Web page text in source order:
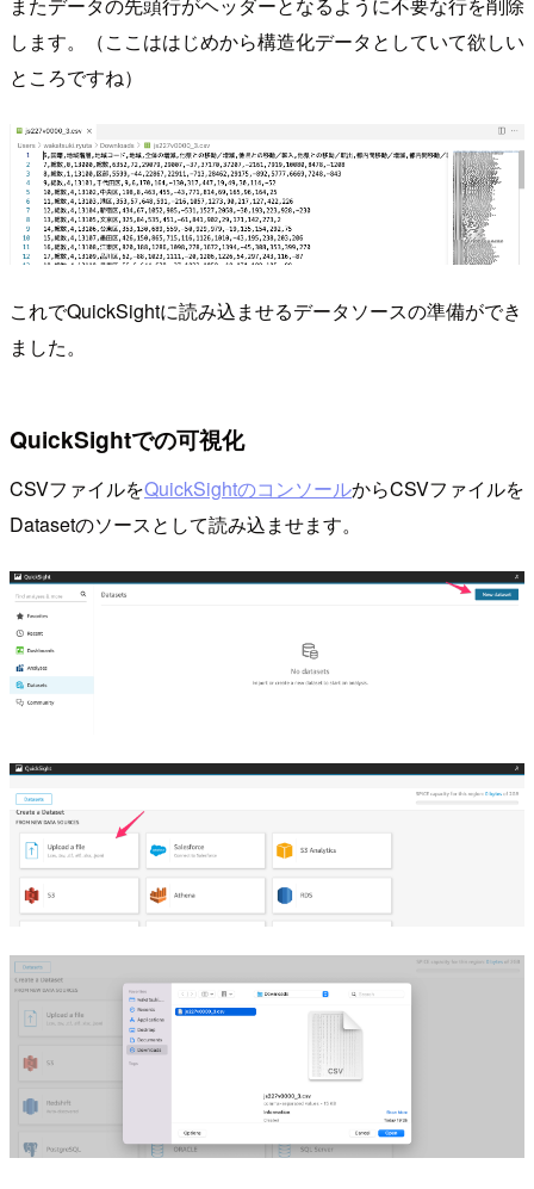
します。（ここははじめから構造化データとしていて欲しい
ところですね）
これでQuickSightに読み込ませるデータソースの準備ができ
ました。
QuickSightでの可視化
CSVファイルをQuickSightのコンソールからCSVファイルを
Datasetのソースとして読み込ませます。